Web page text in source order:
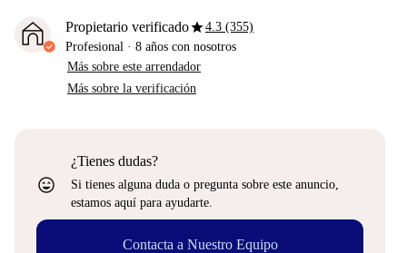
Propietario verificadostar4.3 (355)
Profesional · 8 años con nosotros
Más sobre este arrendador
Más sobre la verificación
sentiment_very_satisfied
¿Tienes dudas?
Si tienes alguna duda o pregunta sobre este anuncio,
estamos aquí para ayudarte.
Contacta a Nuestro Equipo